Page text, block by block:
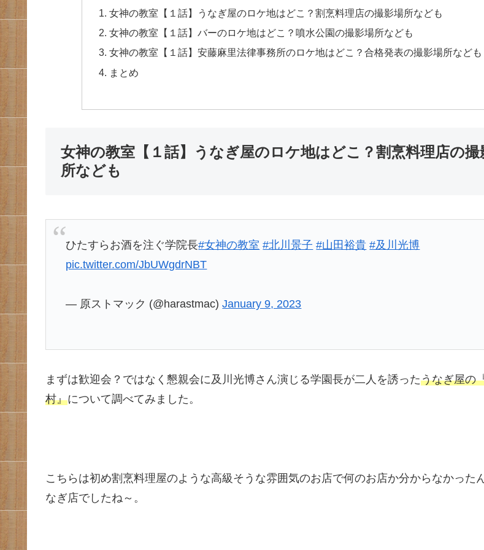
女神の教室【１話】うなぎ屋のロケ地はどこ？割烹料理店の撮影場所なども
女神の教室【１話】バーのロケ地はどこ？噴水公園の撮影場所なども
女神の教室【１話】安藤麻里法律事務所のロケ地はどこ？合格発表の撮影場所なども
まとめ
女神の教室【１話】うなぎ屋のロケ地はどこ？割烹料理店の撮
所なども
ひたすらお酒を注ぐ学院長#女神の教室 #北川景子 #山田裕貴 #及川光博
pic.twitter.com/JbUWgdrNBT
— 原ストマック (@harastmac)January 9, 2023
まずは歓迎会？ではなく懇親会に及川光博さん演じる学園長が二人を誘ったうなぎ屋の
村』について調べてみました。
こちらは初め割烹料理屋のような高級そうな雰囲気のお店で何のお店か分からなかった
なぎ店でしたね～。